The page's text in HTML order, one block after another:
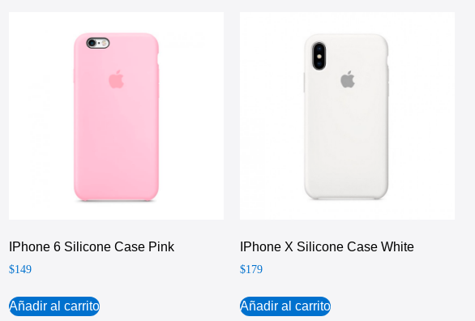
IPhone 6 Silicone Case Pink
$149
Añadir al carrito
IPhone X Silicone Case White
$179
Añadir al carrito